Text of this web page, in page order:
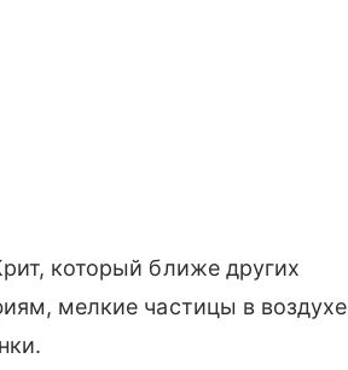
который ближе других
мелкие частицы в воздухе